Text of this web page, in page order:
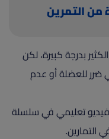
من التمرين
بدرجة كبيرة، لكن
للعضلة أو عدم
تعليمي في سلسلة
التمارين.